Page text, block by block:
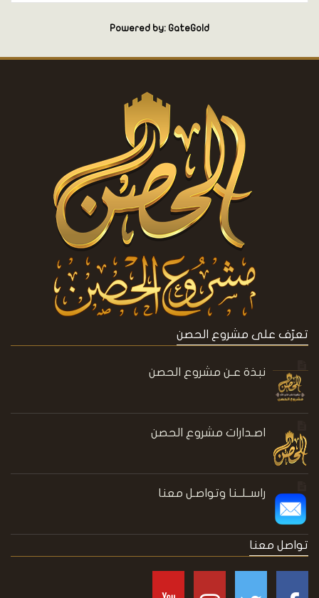
Powered by: GateGold
تعرّف على مشروع الحصن
نبذة عـن مشروع الحصن
اصـدارات مشروع الحصن
راســلــنا وتواصـل معنا
تواصل معنا